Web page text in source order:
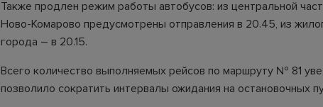
Также продлен режим работы автобусов: из центральной
Ново-Комарово предусмотрены отправления в 20.45, из
города – в 20.15.
Всего количество выполняемых рейсов по маршруту № 81
позволило сократить интервалы ожидания на остановочных